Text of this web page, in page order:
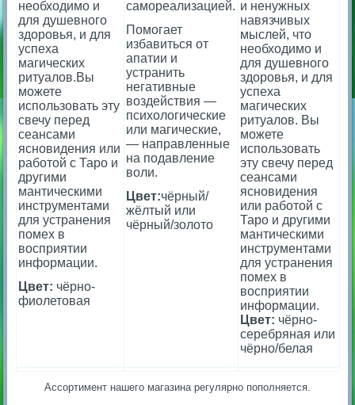
необходимо и
для душевного
здоровья, и для
успеха
магических
ритуалов.Вы
можете
использовать эту
свечу перед
сеансами
ясновидения или
работой с Таро и
другими
мантическими
инструментами
для устранения
помех в
восприятии
информации.
Цвет: чёрно-
фиолетовая
самореализацией.
Помогает
избавиться от
апатии и
устранить
негативные
воздействия —
психологические
или магические,
— направленные
на подавление
воли.
Цвет:чёрный/
жёлтый или
чёрный/золото
и ненужных
навязчивых
мыслей, что
необходимо и
для душевного
здоровья, и для
успеха
магических
ритуалов. Вы
можете
использовать
эту свечу перед
сеансами
ясновидения
или работой с
Таро и другими
мантическими
инструментами
для устранения
помех в
восприятии
информации.
Цвет: чёрно-
серебряная или
чёрно/белая
Ассортимент нашего магазина регулярно пополняется.